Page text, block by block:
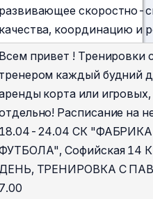
развивающее скоростно-
качества, координацию и
Всем привет ! Тренировки
тренером каждый будний
корта или
Расписание на
18.04-24.04 СК "ФАБРИКА
Софийская
ТРЕНИРОВКА С
7.00